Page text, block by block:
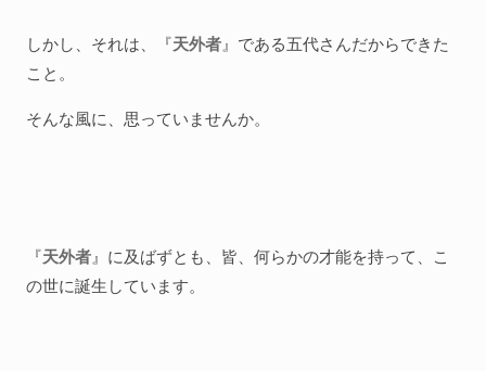
しかし、それは、『天外者』である五代さんだからできた
こと。
そんな風に、思っていませんか。
『天外者』に及ばずとも、皆、何らかの才能を持って、こ
の世に誕生しています。